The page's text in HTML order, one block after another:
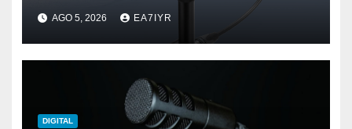
AGO 5, 2026 EA7IYR
DIGITAL